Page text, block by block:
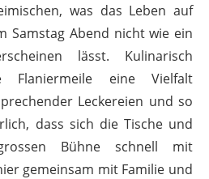
was das Leben auf
Samstag Abend nicht wie ein
lässt. Kulinarisch
Flaniermeile eine Vielfalt
Leckereien und so
dass sich die Tische und
Bühne schnell mit
gemeinsam mit Familie und